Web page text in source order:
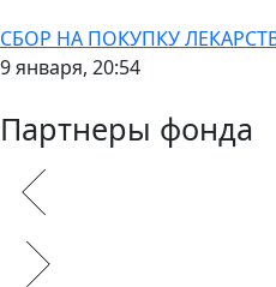
СБОР НА ПОКУПКУ
9 января, 20:54
Партнеры фонда